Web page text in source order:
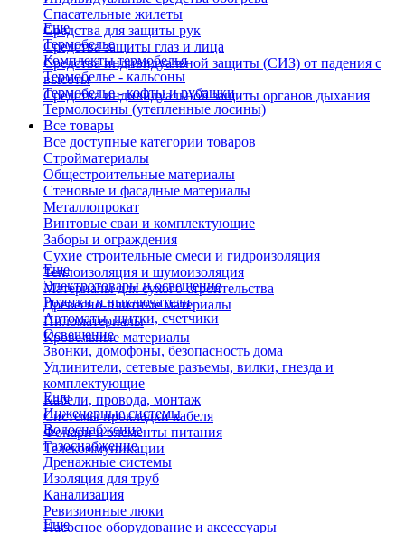
Спасательные жилеты
Средства для защиты рук
Средства защиты глаз и лица
Средства индивидуальной защиты (СИЗ) от падения с
высоты
Средства индивидуальной защиты органов дыхания
Еще
Термобелье
Комплекты термобелья
Термобелье - кальсоны
Термобелье - кофты и рубашки
Термолосины (утепленные лосины)
Все товары
Все доступные категории товаров
Стройматериалы
Общестроительные материалы
Стеновые и фасадные материалы
Металлопрокат
Винтовые сваи и комплектующие
Заборы и ограждения
Сухие строительные смеси и гидроизоляция
Теплоизоляция и шумоизоляция
Материалы для сухого строительства
Древесно-плитные материалы
Пиломатериалы
Кровельные материалы
Еще
Электротовары и освещение
Розетки и выключатели
Автоматы, щитки, счетчики
Освещение
Звонки, домофоны, безопасность дома
Удлинители, сетевые разъемы, вилки, гнезда и
комплектующие
Кабели, провода, монтаж
Системы прокладки кабеля
Фонари и элементы питания
Телекоммуникации
Еще
Инженерные системы
Водоснабжение
Газоснабжение
Дренажные системы
Изоляция для труб
Канализация
Ревизионные люки
Насосное оборудование и аксессуары
Еще